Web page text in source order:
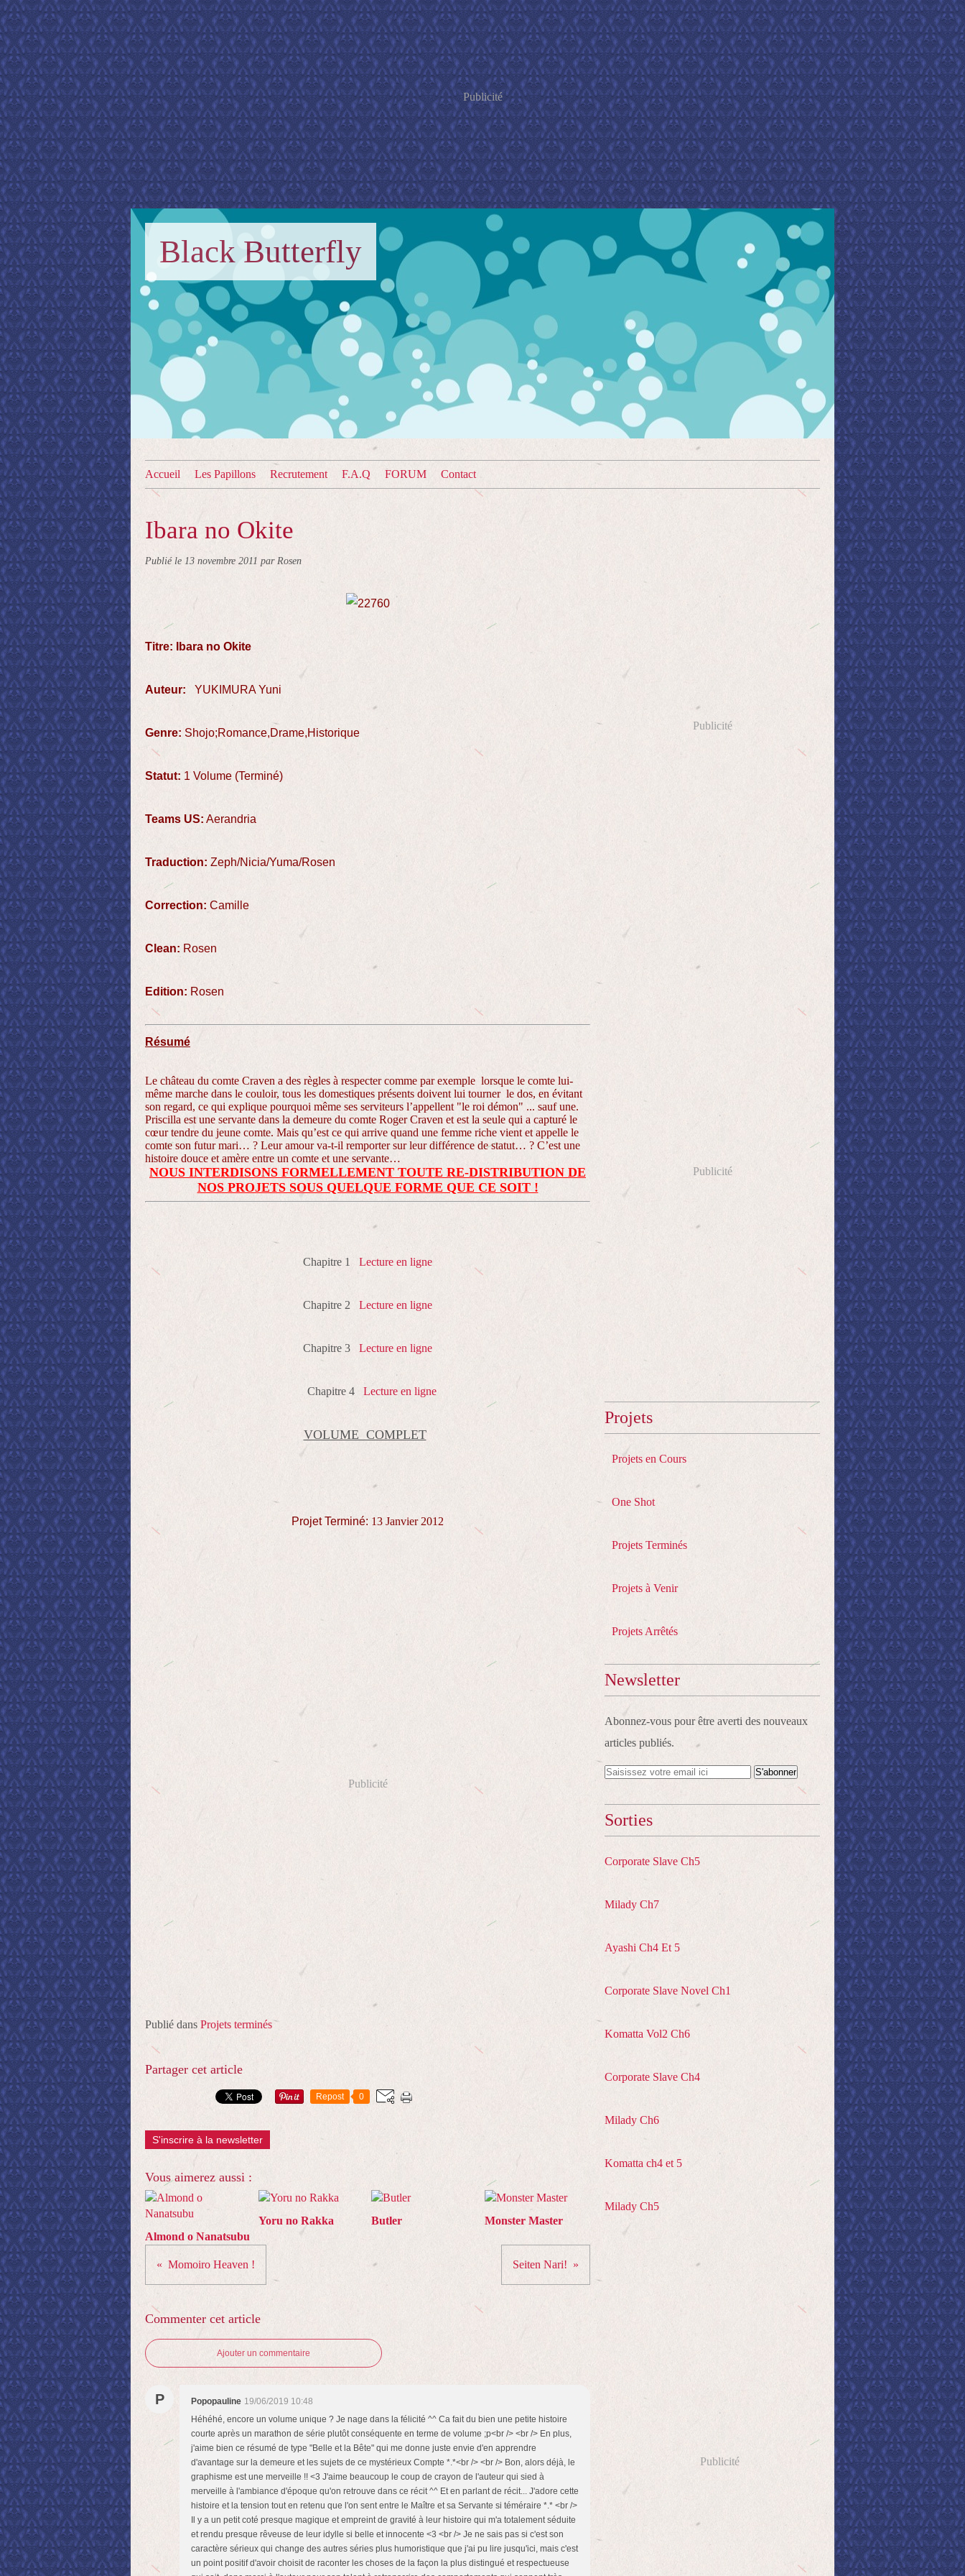
Publicité
Black Butterfly
Accueil Les Papillons Recrutement F.A.Q FORUM Contact
Ibara no Okite
Publié le 13 novembre 2011 par Rosen
Titre: Ibara no Okite
Auteur: YUKIMURA Yuni
Genre: Shojo;Romance,Drame,Historique
Statut: 1 Volume (Terminé)
Teams US: Aerandria
Traduction: Zeph/Nicia/Yuma/Rosen
Correction: Camille
Clean: Rosen
Edition: Rosen
Résumé
Le château du comte Craven a des règles à respecter comme par exemple lorsque le comte lui-
même marche dans le couloir, tous les domestiques présents doivent lui tourner le dos, en évitant
son regard, ce qui explique pourquoi même ses serviteurs l’appellent "le roi démon" ... sauf une.
Priscilla est une servante dans la demeure du comte Roger Craven et est la seule qui a capturé le
cœur tendre du jeune comte. Mais qu’est ce qui arrive quand une femme riche vient et appelle le
comte son futur mari… ? Leur amour va-t-il remporter sur leur différence de statut… ? C’est une
histoire douce et amère entre un comte et une servante…
NOUS INTERDISONS FORMELLEMENT TOUTE RE-DISTRIBUTION DE
NOS PROJETS SOUS QUELQUE FORME QUE CE SOIT !
Chapitre 1 Lecture en ligne
Chapitre 2 Lecture en ligne
Chapitre 3 Lecture en ligne
Chapitre 4 Lecture en ligne
VOLUME COMPLET
Projet Terminé: 13 Janvier 2012
Publicité
Publié dans Projets terminés
Partager cet article
Repost 0
S'inscrire à la newsletter
Vous aimerez aussi :
Almond o Nanatsubu
Yoru no Rakka Butler Monster Master
Momoiro Heaven ! Seiten Nari!
Commenter cet article
Ajouter un commentaire
P Popopauline 19/06/2019 10:48
Héhéhé, encore un volume unique ? Je nage dans la félicité ^^ Ca fait du bien une petite histoire
courte après un marathon de série plutôt conséquente en terme de volume ;p<br /> <br /> En plus,
j'aime bien ce résumé de type "Belle et la Bête" qui me donne juste envie d'en apprendre
d'avantage sur la demeure et les sujets de ce mystérieux Compte *.*<br /> <br /> Bon, alors déjà, le
graphisme est une merveille !! <3 J'aime beaucoup le coup de crayon de l'auteur qui sied à
merveille à l'ambiance d'époque qu'on retrouve dans ce récit ^^ Et en parlant de récit... J'adore cette
histoire et la tension tout en retenu que l'on sent entre le Maître et sa Servante si téméraire *.* <br />
Il y a un petit coté presque magique et empreint de gravité à leur histoire qui m'a totalement séduite
et rendu presque rêveuse de leur idylle si belle et innocente <3 <br /> Je ne sais pas si c'est son
caractère sérieux qui change des autres séries plus humoristique que j'ai pu lire jusqu'ici, mais c'est
un point positif d'avoir choisit de raconter les choses de la façon la plus distingué et respectueuse
Publicité
Publicité
Projets
Projets en Cours
One Shot
Projets Terminés
Projets à Venir
Projets Arrêtés
Newsletter
Abonnez-vous pour être averti des nouveaux
articles publiés.
Sorties
Corporate Slave Ch5
Milady Ch7
Ayashi Ch4 Et 5
Corporate Slave Novel Ch1
Komatta Vol2 Ch6
Corporate Slave Ch4
Milady Ch6
Komatta ch4 et 5
Milady Ch5
Publicité